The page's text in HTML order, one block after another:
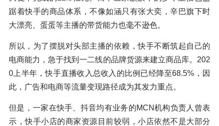
踞着快手的商品体系，不像如涵只有张大奕，辛巴旗下时
大漂亮、蛋蛋等主播的带货能力也毫不逊色。
所以，为了摆脱对头部主播的依赖，快手不断筑起自己的
电商能力，急于找到一二线的品牌货源来建立商品库。202
0上半年，快手直播收入总收入的比例已经降至68.5%，因
此，广告和电商等流量变现路径成为其发力重点。
但是，一家在快手、抖音均有业务的MCN机构负责人曾表
示，快手小店的商家资源目前较弱，小店依然不是大部分